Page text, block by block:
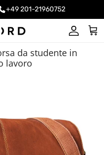
+49 201-21960752
Account
da studente in
lavoro